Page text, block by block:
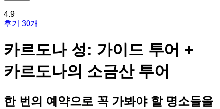
4.9
후기 30개
카르도나 성: 가이드 투어 +
카르도나의 소금산 투어
한 번의 예약으로 꼭 가봐야 할 명소들을